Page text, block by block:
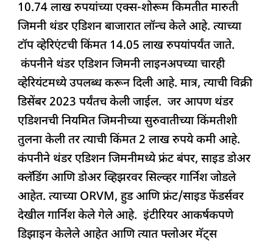
10.74 लाख रुपयांच्या एक्स-शोरूम किमतीत मारुती
जिमनी थंडर एडिशन बाजारात लॉन्च केले आहे. त्याच्या
टॉप व्हेरिएंटची किंमत 14.05 लाख रुपयांपर्यंत जाते.
कंपनीने थंडर एडिशन जिमनी लाइनअपच्या चारही
व्हेरियंटमध्ये उपलब्ध करून दिली आहे. मात्र, त्याची विक्री
डिसेंबर 2023 पर्यंतच केली जाईल. जर आपण थंडर
एडिशनची नियमित जिमनीच्या सुरुवातीच्या किंमतीशी
तुलना केली तर त्याची किंमत 2 लाख रुपये कमी आहे.
कंपनीने थंडर एडिशन जिमनीमध्ये फ्रंट बंपर, साइड डोअर
क्लॅडिंग आणि डोअर व्हिझरवर सिल्व्हर गार्निश जोडले
आहेत. त्याच्या ORVM, हुड आणि फ्रंट/साइड फेंडर्सवर
देखील गार्निश केले गेले आहे. इंटीरियर आकर्षकपणे
डिझाइन केलेले आहेत आणि त्यात फ्लोअर मॅट्स